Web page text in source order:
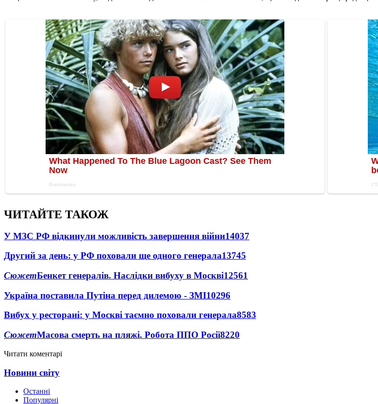
ЧИТАЙТЕ ТАКОЖ
У МЗС РФ відкинули можливість завершення війни14037
Другий за день: у РФ поховали ще одного генерала13745
СюжетБенкет генералів. Наслідки вибуху в Москві12561
Україна поставила Путіна перед дилемою - ЗМІ10296
Вибух у ресторані: у Москві таємно поховали генерала8583
СюжетМасова смерть на пляжі. Робота ППО Росії8220
Читати коментарі
Новини світу
Останні
Популярні